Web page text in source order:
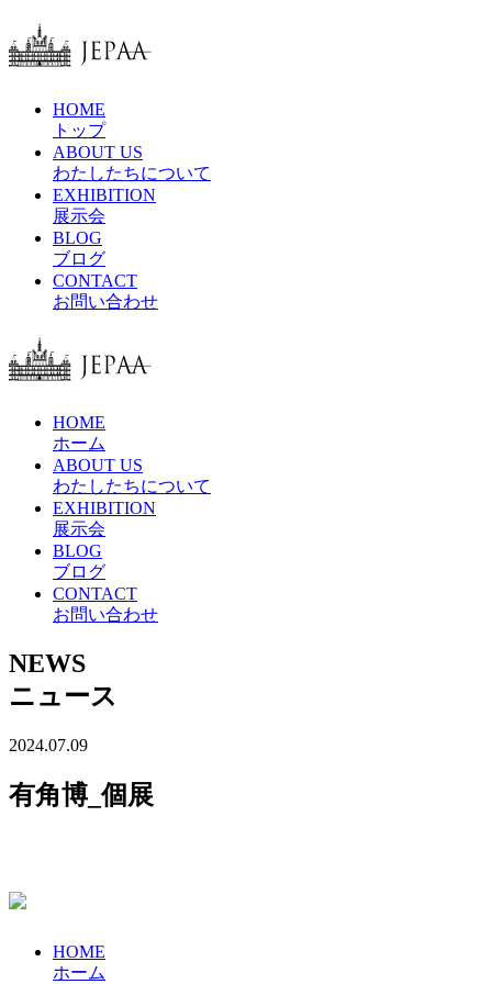
HOME
トップ
ABOUT US
わたしたちについて
EXHIBITION
展示会
BLOG
ブログ
CONTACT
お問い合わせ
HOME
ホーム
ABOUT US
わたしたちについて
EXHIBITION
展示会
BLOG
ブログ
CONTACT
お問い合わせ
NEWS
ニュース
2024.07.09
有角博_個展
HOME
ホーム